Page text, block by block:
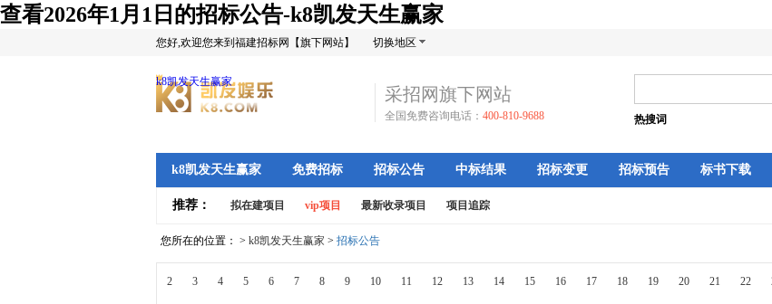
查看2026年1月1日的招标公告-k8凯发天生赢家
您好,欢迎您来到福建招标网【旗下网站】 切换地区
k8凯发天生赢家
采招网旗下网站
全国免费咨询电话： 400-810-9688 热搜词
k8凯发天生赢家 免费招标 招标公告 中标结果 招标变更 招标预告 标书下载
推荐： 拟在建项目 vip项目 最新收录项目 项目追踪
您所在的位置： > k8凯发天生赢家 > 招标公告
2 3 4 5 6 7 8 9 10 11 12 13 14 15 16 17 18 19 20 21 22